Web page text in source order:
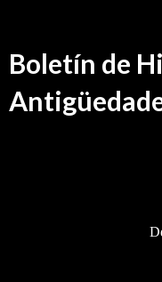
Boletín de